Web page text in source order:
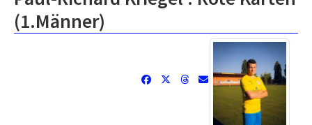
(1.Männer)